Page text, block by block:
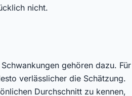
nicht.
gehören dazu. Für
verlässlicher die Schätzung.
Durchschnitt zu kennen,